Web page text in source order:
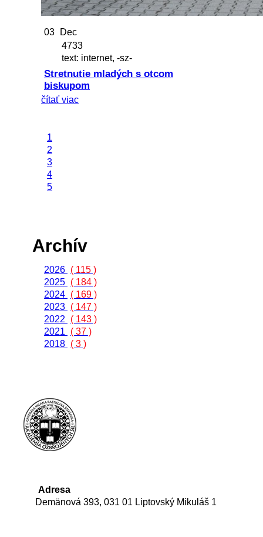
03
Dec
4733
text: internet, -sz-
Stretnutie mladých s otcom
biskupom
čítať viac
1
2
3
4
5
Archív
2026 ( 115 )
2025 ( 184 )
2024 ( 169 )
2023 ( 147 )
2022
( 143 )
2021
( 37 )
2018 ( 3 )
Adresa
Demänová 393, 031 01 Liptovský Mikuláš 1